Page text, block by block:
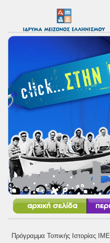
Πρόγραμμα Τοπικής Ιστορίας ΙΜΕ